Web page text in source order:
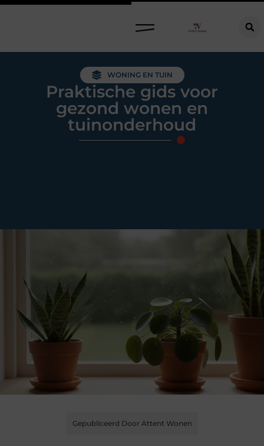
WONING EN TUIN
Praktische gids voor
gezond wonen en
tuinonderhoud
Gepubliceerd Door Attent Wonen